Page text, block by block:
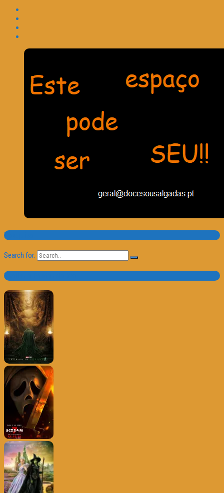
Pesquisa
Search for:
Trailer e Poster do Dia